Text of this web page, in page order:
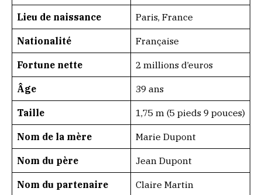
Lieu de naissance Paris, France
Nationalité Française
Fortune nette 2 millions d’euros
Âge 39 ans
Taille 1,75 m (5 pieds 9 pouces)
Nom de la mère Marie Dupont
Nom du père Jean Dupont
Nom du partenaire Claire Martin